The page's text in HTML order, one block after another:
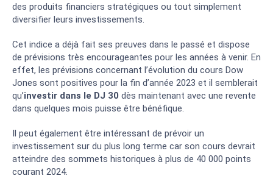
des produits financiers stratégiques ou tout simplement
diversifier leurs investissements.
Cet indice a déjà fait ses preuves dans le passé et dispose
de prévisions très encourageantes pour les années à venir. En
effet, les prévisions concernant l’évolution du cours Dow
Jones sont positives pour la fin d’année 2023 et il semblerait
qu’investir dans le DJ 30 dès maintenant avec une revente
dans quelques mois puisse être bénéfique.
Il peut également être intéressant de prévoir un
investissement sur du plus long terme car son cours devrait
atteindre des sommets historiques à plus de 40 000 points
courant 2024.